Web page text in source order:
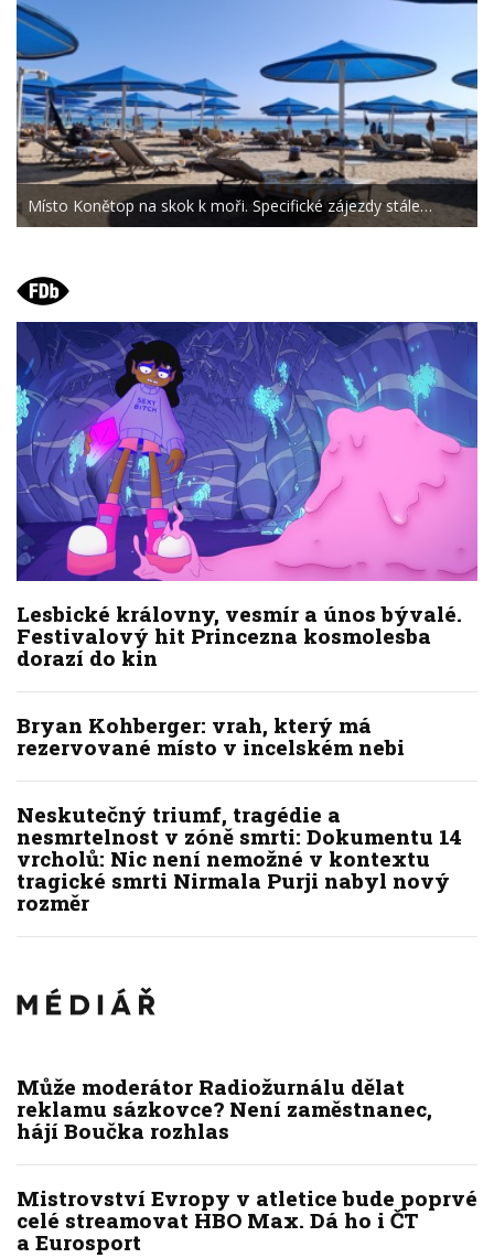
Místo Konětop na skok k moři. Specifické zájezdy stále…
Lesbické královny, vesmír a únos bývalé.
Festivalový hit Princezna kosmolesba
dorazí do kin
Bryan Kohberger: vrah, který má
rezervované místo v incelském nebi
Neskutečný triumf, tragédie a
nesmrtelnost v zóně smrti: Dokumentu 14
vrcholů: Nic není nemožné v kontextu
tragické smrti Nirmala Purji nabyl nový
rozměr
Může moderátor Radiožurnálu dělat
reklamu sázkovce? Není zaměstnanec,
hájí Boučka rozhlas
Mistrovství Evropy v atletice bude poprvé
celé streamovat HBO Max. Dá ho i ČT
a Eurosport